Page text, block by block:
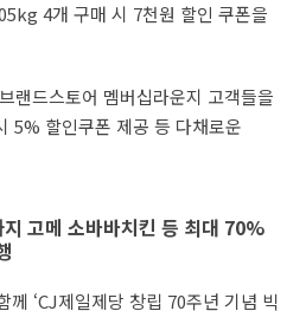
4개 구매 시 7천원 할인 쿠폰을
랜드스토어 멤버십라운지 고객들을
5% 할인쿠폰 제공 등 다채로운
고메 소바바치킨 등 최대 70%
께 ‘CJ제일제당 창립 70주년 기념 빅